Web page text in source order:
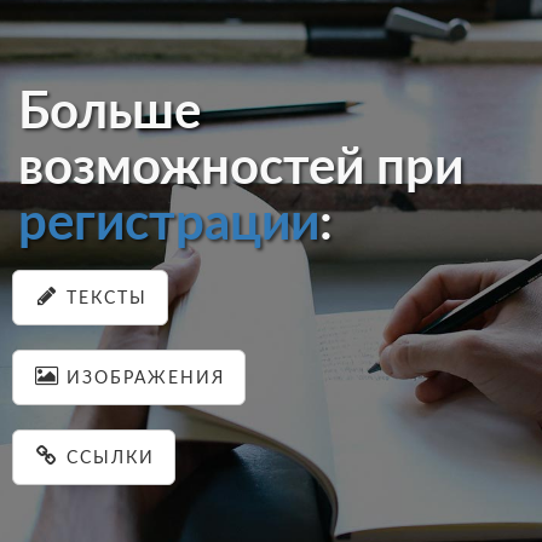
Больше
возможностей при
регистрации:
ТЕКСТЫ
ИЗОБРАЖЕНИЯ
ССЫЛКИ